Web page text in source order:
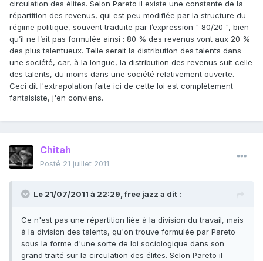
circulation des élites. Selon Pareto il existe une constante de la
répartition des revenus, qui est peu modifiée par la structure du
régime politique, souvent traduite par l’expression " 80/20 ", bien
qu’il ne l’ait pas formulée ainsi : 80 % des revenus vont aux 20 %
des plus talentueux. Telle serait la distribution des talents dans
une société, car, à la longue, la distribution des revenus suit celle
des talents, du moins dans une société relativement ouverte.
Ceci dit l'extrapolation faite ici de cette loi est complètement
fantaisiste, j'en conviens.
Chitah
Posté 21 juillet 2011
Le 21/07/2011 à 22:29, free jazz a dit :
Ce n'est pas une répartition liée à la division du travail, mais
à la division des talents, qu'on trouve formulée par Pareto
sous la forme d'une sorte de loi sociologique dans son
grand traité sur la circulation des élites. Selon Pareto il